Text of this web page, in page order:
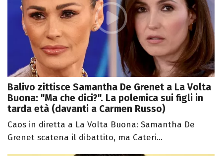
Balivo zittisce Samantha De Grenet a La Volta
Buona: "Ma che dici?". La polemica sui figli in
tarda età (davanti a Carmen Russo)
Caos in diretta a La Volta Buona: Samantha De
Grenet scatena il dibattito, ma Cateri...